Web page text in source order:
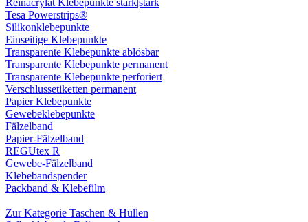
Reinacrylat Klebepunkte stark|stark
Tesa Powerstrips®
Silikonklebepunkte
Einseitige Klebepunkte
Transparente Klebepunkte ablösbar
Transparente Klebepunkte permanent
Transparente Klebepunkte perforiert
Verschlussetiketten permanent
Papier Klebepunkte
Gewebeklebepunkte
Fälzelband
Papier-Fälzelband
REGUtex R
Gewebe-Fälzelband
Klebebandspender
Packband & Klebefilm
Zur Kategorie Taschen & Hüllen